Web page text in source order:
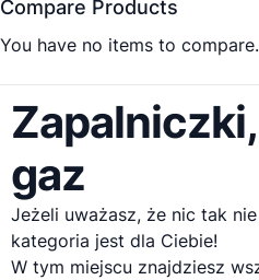
Compare Products
You have no items to compare.
gaz
Jeżeli uważasz, że nic tak
kategoria jest dla Ciebie!
W tym miejscu znajdziesz